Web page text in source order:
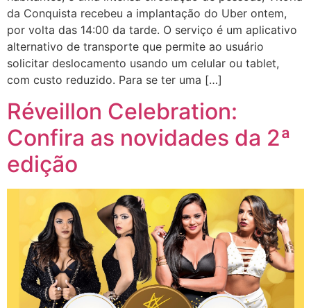
da Conquista recebeu a implantação do Uber ontem,
por volta das 14:00 da tarde. O serviço é um aplicativo
alternativo de transporte que permite ao usuário
solicitar deslocamento usando um celular ou tablet,
com custo reduzido. Para se ter uma […]
Réveillon Celebration:
Confira as novidades da 2ª
edição